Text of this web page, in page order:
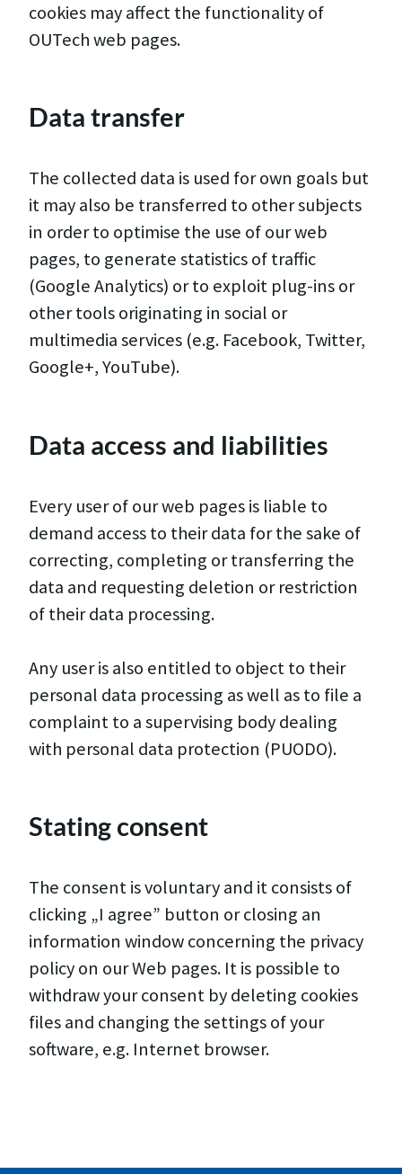
cookies may affect the functionality of
OUTech web pages.
Data transfer
The collected data is used for own goals but
it may also be transferred to other subjects
in order to optimise the use of our web
pages, to generate statistics of traffic
(Google Analytics) or to exploit plug-ins or
other tools originating in social or
multimedia services (e.g. Facebook, Twitter,
Google+, YouTube).
Data access and liabilities
Every user of our web pages is liable to
demand access to their data for the sake of
correcting, completing or transferring the
data and requesting deletion or restriction
of their data processing.
Any user is also entitled to object to their
personal data processing as well as to file a
complaint to a supervising body dealing
with personal data protection (PUODO).
Stating consent
The consent is voluntary and it consists of
clicking „I agree” button or closing an
information window concerning the privacy
policy on our Web pages. It is possible to
withdraw your consent by deleting cookies
files and changing the settings of your
software, e.g. Internet browser.